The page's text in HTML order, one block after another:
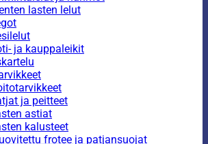
lasten lelut
ja kauppaleikit
ja peitteet
astiat
kalusteet
frotee ja patjansuojat